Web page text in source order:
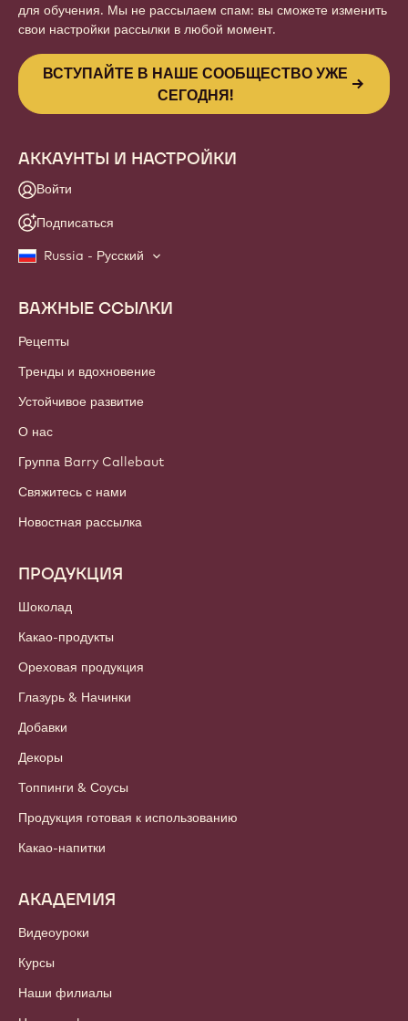
для обучения. Мы не рассылаем спам: вы сможете изменить
свои настройки рассылки в любой момент.
ВСТУПАЙТЕ В НАШЕ СООБЩЕСТВО УЖЕ
СЕГОДНЯ!
АККАУНТЫ И НАСТРОЙКИ
Войти
Подписаться
Russia - Русский
Footer
Callebaut
ВАЖНЫЕ ССЫЛКИ
Рецепты
Тренды и вдохновение
Устойчивое развитие
О нас
Группа Barry Callebaut
Свяжитесь с нами
Новостная рассылка
ПРОДУКЦИЯ
Шоколад
Какао-продукты
Ореховая продукция
Глазурь & Начинки
Добавки
Декоры
Топпинги & Соусы
Продукция готовая к использованию
Какао-напитки
АКАДЕМИЯ
Видеоуроки
Курсы
Наши филиалы